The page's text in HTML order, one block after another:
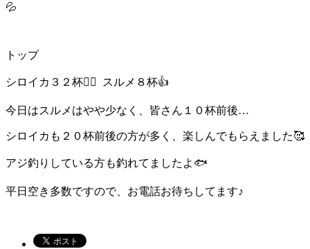
💦
トップ
シロイカ３２杯🙆‍♂️ スルメ８杯👍
今日はスルメはやや少なく、皆さん１０杯前後…
シロイカも２０杯前後の方が多く、楽しんでもらえました🥰
アジ釣りしている方も釣れてましたよ🐟
平日空き多数ですので、お電話お待ちしてます♪